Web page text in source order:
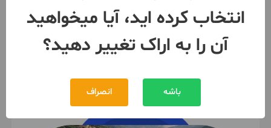
بیش از 12 ماه پیش 091886***42
انتخاب کرده اید، آیا میخواهید
آن را به اراک تغییر دهید؟
باشه انصراف